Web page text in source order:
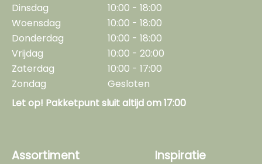
Dinsdag
10:00 - 18:00
Woensdag
10:00 - 18:00
Donderdag
10:00 - 18:00
Vrijdag
10:00 - 20:00
Zaterdag
10:00 - 17:00
Zondag
Gesloten
Let op! Pakketpunt sluit altijd om 17:00
Assortiment Inspiratie